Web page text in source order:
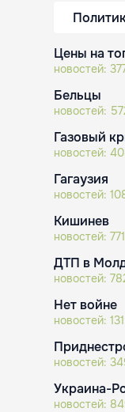
Цены на
новостей:
Бельцы
новостей:
Газовый
новостей:
Гагаузия
новостей:
Кишинев
новостей: 771
ДТП в
новостей:
Нет войне
новостей: 131
новостей:
Украина-
новостей: